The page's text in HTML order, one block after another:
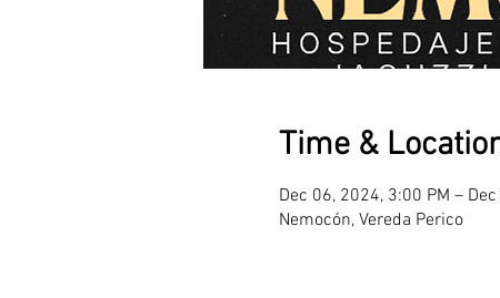
Time &
Dec 06, 2024, 3:00 PM –
Nemocón, Vereda Perico